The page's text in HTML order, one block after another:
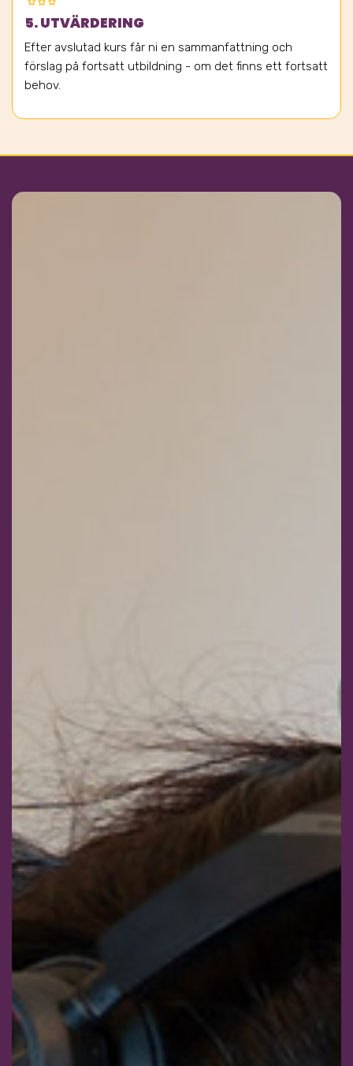
5. UTVÄRDERING
Efter avslutad kurs får ni en sammanfattning och
förslag på fortsatt utbildning - om det finns ett fortsatt
behov.